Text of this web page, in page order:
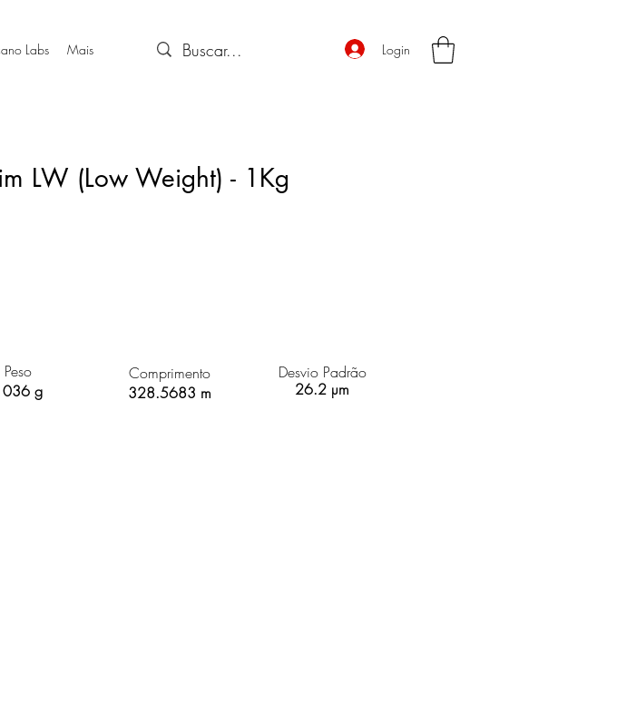
Labs Mais Login
LW (Low Weight) - 1Kg
Peso
g
Comprimento
328.5683 m
Desvio Padrão
26.2 µm